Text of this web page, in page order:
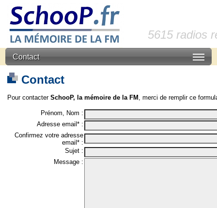
5615 radios
Contact
Contact
Pour contacter SchooP, la mémoire de la FM , merci de remplir ce
Prénom, Nom :
Adresse email* :
Confirmez votre adresse
email* :
Sujet :
Message :